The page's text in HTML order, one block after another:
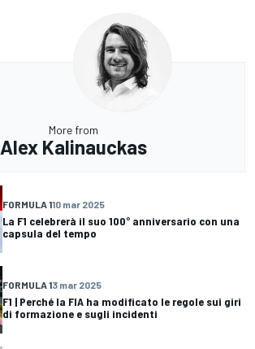
More from
Alex Kalinauckas
FORMULA 110 mar 2025
La F1 celebrerà il suo 100° anniversario con una
capsula del tempo
FORMULA 13 mar 2025
F1 | Perché la FIA ha modificato le regole sui giri
di formazione e sugli incidenti